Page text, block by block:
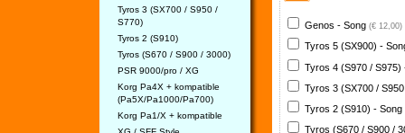
Tyros 3 (SX700 / S950 /
S770)
Tyros 2 (S910)
Tyros (S670 / S900 / 3000)
PSR 9000/pro / XG
Korg Pa4X + kompatible
(Pa5X/Pa1000/Pa700)
Korg Pa1/X + kompatible
Genos - Song (€ 12,00)
Tyros 5 (SX900) -
Tyros 4 (S970 /
Tyros 3 (SX700 /
Tyros 2 (S910) - Song
Tyros (S670 / S900 /